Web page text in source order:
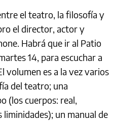
el teatro, la filosofía y
el director, actor y
Habrá que ir al Patio
14, para escuchar a
volumen es a la vez varios
del teatro; una
(los cuerpos: real,
un manual de